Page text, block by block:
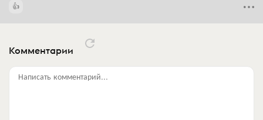
Комментарии
Написать комментарий...